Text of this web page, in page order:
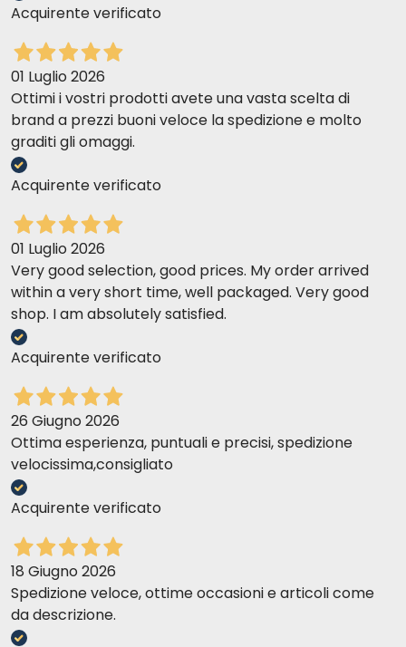
Acquirente verificato
01 Luglio 2026
Ottimi i vostri prodotti avete una vasta scelta di
brand a prezzi buoni veloce la spedizione e molto
graditi gli omaggi.
Acquirente verificato
01 Luglio 2026
Very good selection, good prices. My order arrived
within a very short time, well packaged. Very good
shop. I am absolutely satisfied.
Acquirente verificato
26 Giugno 2026
Ottima esperienza, puntuali e precisi, spedizione
velocissima,consigliato
Acquirente verificato
18 Giugno 2026
Spedizione veloce, ottime occasioni e articoli come
da descrizione.